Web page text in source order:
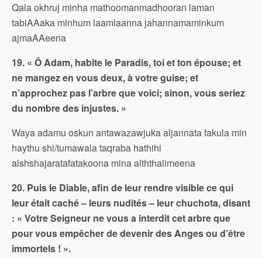
Qala okhruj minha mathoomanmadhooran laman
tabiAAaka minhum laamlaanna jahannamaminkum
ajmaAAeena
19. « Ô Adam, habite le Paradis, toi et ton épouse; et
ne mangez en vous deux, à votre guise; et
n’approchez pas l’arbre que voici; sinon, vous seriez
du nombre des injustes. »
Waya adamu oskun antawazawjuka aljannata fakula min
haythu shi/tumawala taqraba hathihi
alshshajaratafatakoona mina alththalimeena
20. Puis le Diable, afin de leur rendre visible ce qui
leur était caché – leurs nudités – leur chuchota, disant
: « Votre Seigneur ne vous a interdit cet arbre que
pour vous empêcher de devenir des Anges ou d’être
immortels ! ».